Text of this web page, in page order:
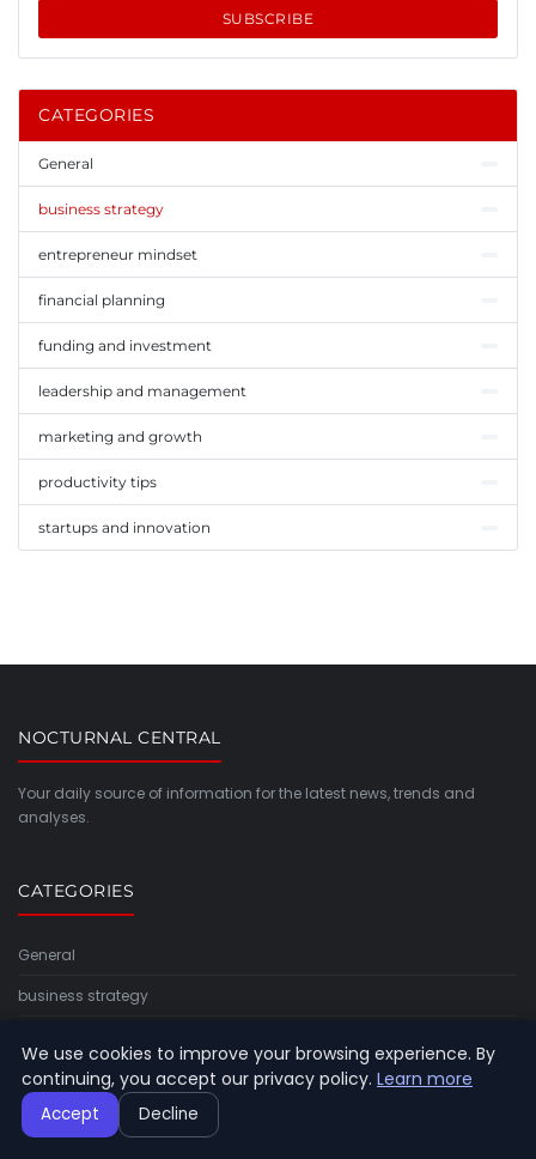
SUBSCRIBE
CATEGORIES
General
business strategy
entrepreneur mindset
financial planning
funding and investment
leadership and management
marketing and growth
productivity tips
startups and innovation
NOCTURNAL CENTRAL
Your daily source of information for the latest news, trends and
analyses.
CATEGORIES
General
business strategy
financial planning
funding and investment
We use cookies to improve your browsing experience. By
continuing, you accept our privacy policy. Learn more
Accept Decline